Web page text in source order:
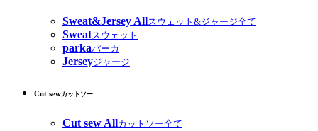
Sweat&Jersey Allスウェット&ジャージ全て
Sweatスウェット
parkaパーカ
Jerseyジャージ
Cut sewカットソー
Cut sew Allカットソー全て